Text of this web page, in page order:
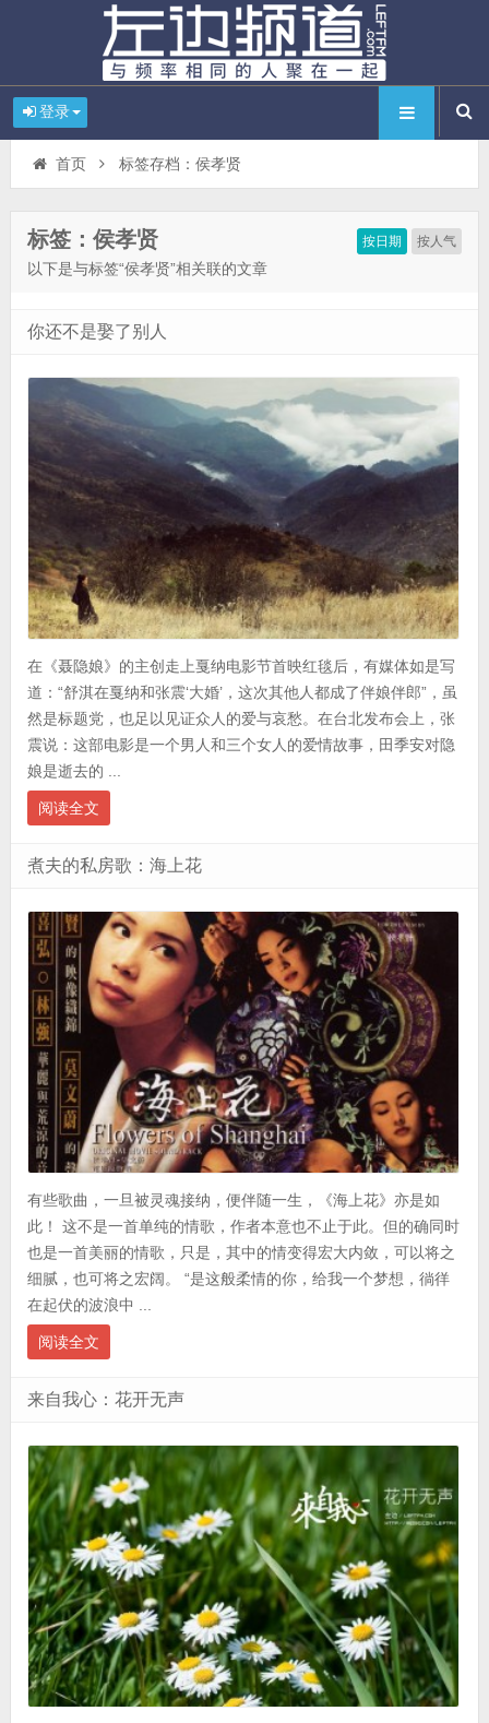
登录
首页 标签存档：侯孝贤
按日期 按人气
标签：侯孝贤
以下是与标签“侯孝贤”相关联的文章
你还不是娶了别人
在《聂隐娘》的主创走上戛纳电影节首映红毯后，有媒体如是写
道：“舒淇在戛纳和张震‘大婚’，这次其他人都成了伴娘伴郎”，虽
然是标题党，也足以见证众人的爱与哀愁。在台北发布会上，张
震说：这部电影是一个男人和三个女人的爱情故事，田季安对隐
娘是逝去的 ...
阅读全文
煮夫的私房歌：海上花
有些歌曲，一旦被灵魂接纳，便伴随一生，《海上花》亦是如
此！ 这不是一首单纯的情歌，作者本意也不止于此。但的确同时
也是一首美丽的情歌，只是，其中的情变得宏大内敛，可以将之
细腻，也可将之宏阔。 “是这般柔情的你，给我一个梦想，徜徉
在起伏的波浪中 ...
阅读全文
来自我心：花开无声